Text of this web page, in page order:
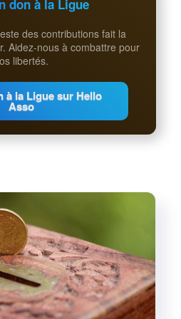
don à la Ligue
des contributions fait la
Aidez-nous à combattre pour
libertés.
à la Ligue sur Hello
Asso